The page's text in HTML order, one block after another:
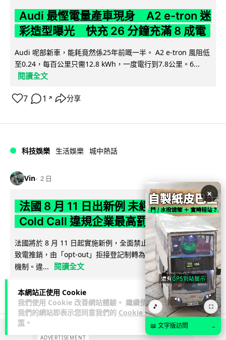
本網站正使用 Cookie
我們使用 Cookie 改善網站體驗。 繼續使用
我們的網站即表示您同意我們的 Cookie 政
策 。
Audi 最慳電量產車現身 A2 e-tron 迷
彩造型曝光 快充 26 分鐘充滿 8 成電
Audi 呢部新車，能耗竟然係25年前嘅一半。 A2 e-tron 風阻低
至0.24，每百公里只需12.8 kWh，一度電行到7.8公里。6...
閱讀全文
7 1 ↗ 分享
科技娛樂 生活娛樂 城中熱話
Vin 2 日
法國 8 月 11 日出新例 未經同意嚴禁
Cold Call 違規企業最高罰 345 萬
法國將於 8 月 11 日起實施新例，全面禁止企業未經消費者同意
致電推銷，由「opt-out」拒接登記制轉為「opt-in」先徵同意
機制。違...
閱讀全文
370 27 ↗ 分享
ADVERTISEMENT
×
🎵 ⛶
📖 文字版訪問 →